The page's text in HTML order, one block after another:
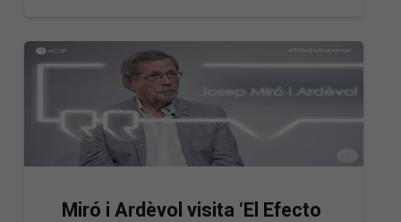
Miró i Ardèvol visita ‘El Efecto